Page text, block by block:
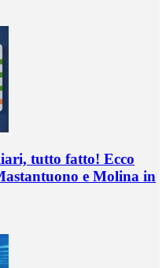
tutto fatto! Ecco
e Molina in